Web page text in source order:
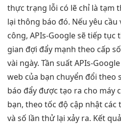
thực trạng lỗi có lẽ chỉ là tạm
lại thông báo đó. Nếu yêu
công, APIs-Google sẽ tiếp
gian đợi đẩy mạnh theo cấp
vài ngày. Tần suất APIs-
web của bạn chuyển đổi theo
báo đẩy được tạo ra cho máy
bạn, theo tốc độ cập nhật
và số lần thử lại xảy ra. Kết